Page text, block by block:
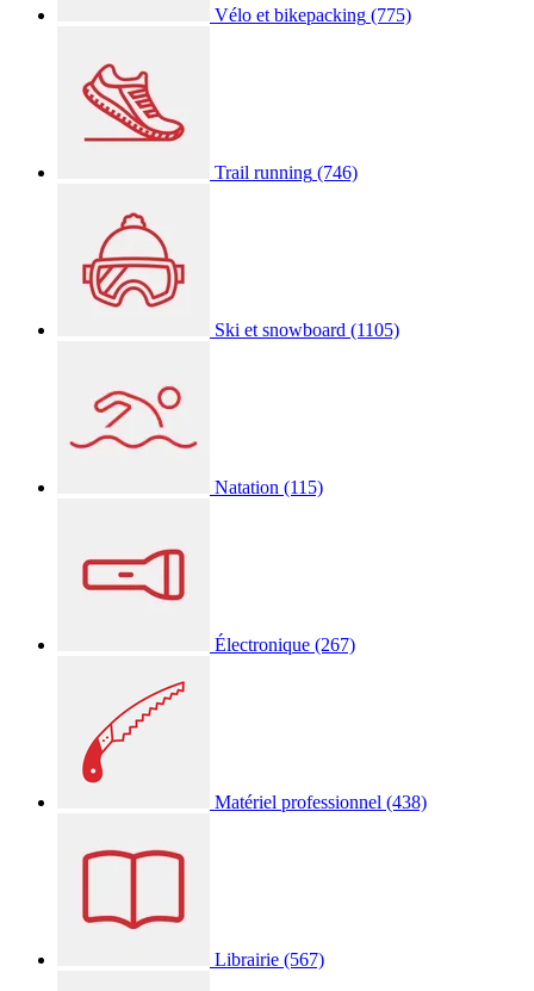
Vélo et bikepacking (775)
Trail running (746)
Ski et snowboard (1105)
Natation (115)
Électronique (267)
Matériel professionnel (438)
Librairie (567)